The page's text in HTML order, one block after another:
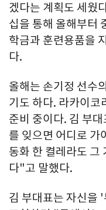
겠다는 계획도 세웠
십을 통해 올해부터
학금과 훈련용품을
다.
올해는 손기정 선수
기도 하다. 라카이코
준비 중이다. 김 부
를 잊으면 어디로
동화 한 켤레라도 그
다"고 말했다.
김 부대표는 자신을